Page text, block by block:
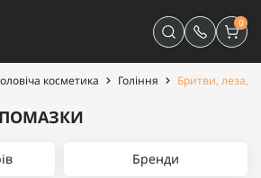
0
косметика Гоління Бритви, леза,
Бренди